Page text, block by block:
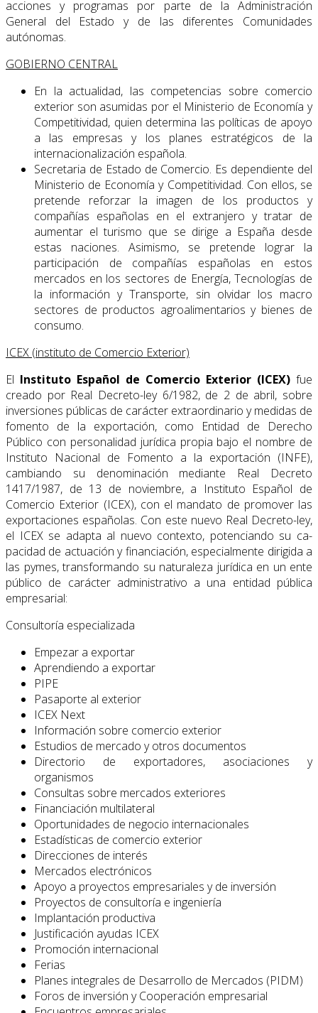
acciones y programas por parte de la Administración
General del Estado y de las diferentes Comu­nidades
autónomas.
GOBIERNO CENTRAL
En la actualidad, las competencias sobre comercio
exterior son asumidas por el Ministerio de Economía y
Competitividad, quien determina las políticas de apo­yo
a las empresas y los planes estratégicos de la
internacionalización española.
Secretaria de Estado de Comercio. Es dependiente del
Ministerio de Economía y Competitividad. Con ellos, se
pretende reforzar la imagen de los productos y
compañías españolas en el extranjero y tratar de
aumentar el turismo que se dirige a España desde
estas naciones. Asimismo, se pretende lograr la
participación de compañías españolas en estos
mercados en los sectores de Energía, Tecnologías de
la información y Transporte, sin olvidar los macro
sectores de productos agroa­limentarios y bienes de
consumo.
ICEX (instituto de Comercio Exterior)
El Instituto Español de Comercio Exterior (ICEX) fue
creado por Real Decreto-ley 6/1982, de 2 de abril, sobre
inversiones públicas de carácter extraordinario y medidas de
fomento de la exportación, como Entidad de Derecho
Público con personalidad jurídica propia bajo el nombre de
Instituto Nacional de Fomento a la exportación (INFE),
cambiando su denominación mediante Real Decreto
1417/1987, de 13 de noviembre, a Instituto Español de
Comercio Exterior (ICEX), con el mandato de promover las
exportaciones españolas. Con este nuevo Real Decreto-ley,
el ICEX se adapta al nuevo contexto, potenciando su ca­
pacidad de actuación y financiación, especialmente dirigida a
las pymes, transformando su naturaleza jurídica en un ente
público de carácter administrativo a una entidad pública
empresarial:
Consultoría especializada
Empezar a exportar
Aprendiendo a exportar
PIPE
Pasaporte al exterior
ICEX Next
Información sobre comercio exterior
Estudios de mercado y otros documentos
Directorio de exportadores, asociaciones y
organismos
Consultas sobre mercados exteriores
Financiación multilateral
Oportunidades de negocio internacionales
Estadísticas de comercio exterior
Direcciones de interés
Mercados electrónicos
Apoyo a proyectos empresariales y de inversión
Proyectos de consultoría e ingeniería
Implantación productiva
Justificación ayudas ICEX
Promoción internacional
Ferias
Planes integrales de Desarrollo de Mercados (PIDM)
Foros de inversión y Cooperación empresarial